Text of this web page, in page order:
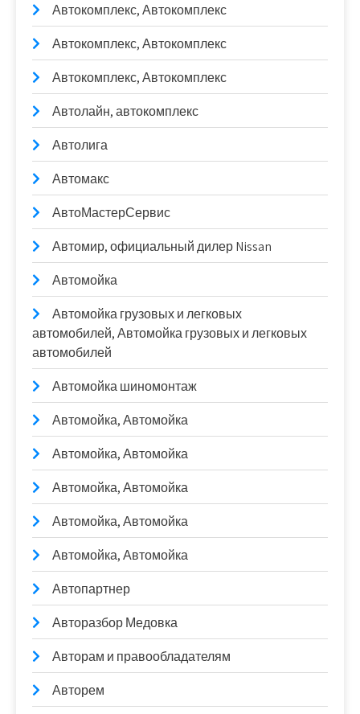
Автокомплекс, Автокомплекс
Автокомплекс, Автокомплекс
Автокомплекс, Автокомплекс
Автолайн, автокомплекс
Автолига
Автомакс
АвтоМастерСервис
Автомир, официальный дилер Nissan
Автомойка
Автомойка грузовых и легковых
автомобилей, Автомойка грузовых и легковых
автомобилей
Автомойка шиномонтаж
Автомойка, Автомойка
Автомойка, Автомойка
Автомойка, Автомойка
Автомойка, Автомойка
Автомойка, Автомойка
Автопартнер
Авторазбор Медовка
Авторам и правообладателям
Авторем